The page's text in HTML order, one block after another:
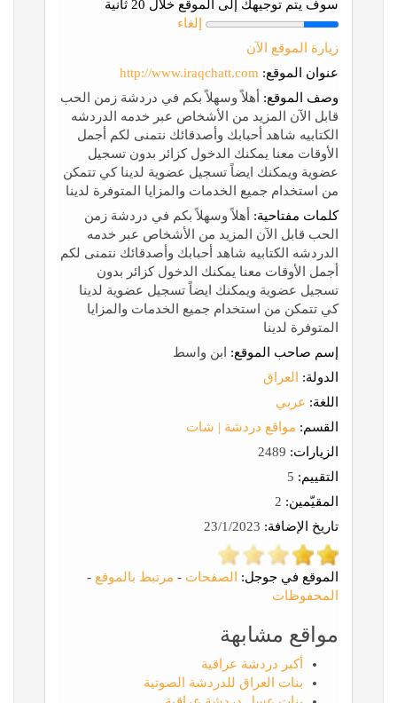
سوف يتم توجيهك إلى الموقع خلال 20 ثانية
إلغاء
زيارة الموقع الآن
عنوان الموقع: http://www.iraqchatt.com
وصف الموقع: أهلاً وسهلاً بكم في دردشة زمن الحب
قابل الآن المزيد من الأشخاص عبر خدمه الدردشه
الكتابيه شاهد أحبابك وأصدقائك نتمنى لكم أجمل
الأوقات معنا يمكنك الدخول كزائر بدون تسجيل
عضوية ويمكنك ايضاً تسجيل عضوية لدينا كي تتمكن
من استخدام جميع الخدمات والمزايا المتوفرة لدينا
كلمات مفتاحية: أهلاً وسهلاً بكم في دردشة زمن
الحب قابل الآن المزيد من الأشخاص عبر خدمه
الدردشه الكتابيه شاهد أحبابك وأصدقائك نتمنى لكم
أجمل الأوقات معنا يمكنك الدخول كزائر بدون
تسجيل عضوية ويمكنك ايضاً تسجيل عضوية لدينا
كي تتمكن من استخدام جميع الخدمات والمزايا
المتوفرة لدينا
إسم صاحب الموقع: ابن واسط
الدولة:
العراق
اللغة: عربي
القسم: مواقع دردشة | شات
الزيارات:
التقييم:
المقيّمين:
تاريخ الإضافة:
الموقع في جوجل: الصفحات - مرتبط بالموقع -
المحفوظات
مواقع مشابهة
أكبر دردشة عراقية
بنات العراق للدردشة الصوتية